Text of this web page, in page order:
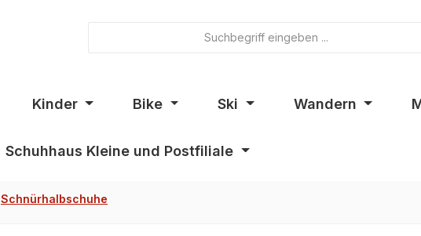
Kinder Bike Ski Wandern
Schuhhaus Kleine und Postfiliale
Schnürhalbschuhe